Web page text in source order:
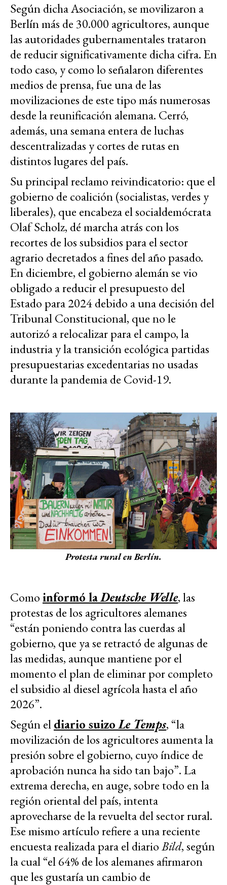
Según dicha Asociación, se movilizaron a
Berlín más de 30.000 agricultores, aunque
las autoridades gubernamentales trataron
de reducir significativamente dicha cifra. En
todo caso, y como lo señalaron diferentes
medios de prensa, fue una de las
movilizaciones de este tipo más numerosas
desde la reunificación alemana. Cerró,
además, una semana entera de luchas
descentralizadas y cortes de rutas en
distintos lugares del país.
Su principal reclamo reivindicatorio: que el
gobierno de coalición (socialistas, verdes y
liberales), que encabeza el socialdemócrata
Olaf Scholz, dé marcha atrás con los
recortes de los subsidios para el sector
agrario decretados a fines del año pasado.
En diciembre, el gobierno alemán se vio
obligado a reducir el presupuesto del
Estado para 2024 debido a una decisión del
Tribunal Constitucional, que no le
autorizó a relocalizar para el campo, la
industria y la transición ecológica partidas
presupuestarias excedentarias no usadas
durante la pandemia de Covid-19.
Protesta rural en Berlín.
Comoinformó laDeutsche Welle, las
protestas de los agricultores alemanes
“están poniendo contra las cuerdas al
gobierno, que ya se retractó de algunas de
las medidas, aunque mantiene por el
momento el plan de eliminar por completo
el subsidio al diesel agrícola hasta el año
2026”.
Según eldiario suizoLe Temps,“la
movilización de los agricultores aumenta la
presión sobre el gobierno, cuyo índice de
aprobación nunca ha sido tan bajo”. La
extrema derecha, en auge, sobre todo en la
región oriental del país, intenta
aprovecharse de la revuelta del sector rural.
Ese mismo artículo refiere a una reciente
encuesta realizada para el diarioBild, según
la cual “el 64% de los alemanes afirmaron
que les gustaría un cambio de